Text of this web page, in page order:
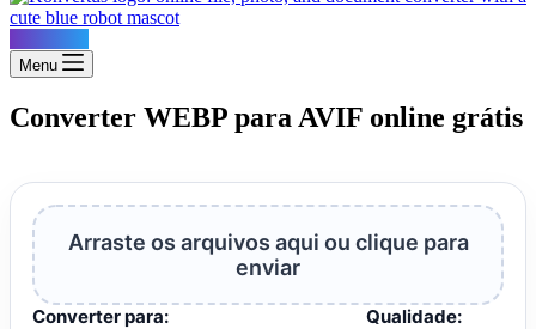
Menu
Converter WEBP para AVIF online grátis
Arraste os arquivos aqui ou clique para
enviar
Converter para: Qualidade: